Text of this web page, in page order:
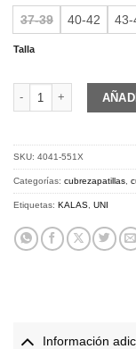
37-39 40-42 43-
Talla
KALAS Z4 | Overshoes
SKU: 4041-551X
Categorías: cubrezapatillas
Etiquetas: KALAS UNI
Información